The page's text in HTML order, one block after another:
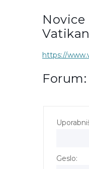
Novice
https://
Geslo: